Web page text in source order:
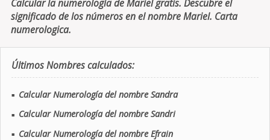
Calcular la numerología de Mariel gratis. Descubre el
significado de los números en el nombre Mariel. Carta
numerologica.
Últimos Nombres calculados:
■ Calcular Numerología del nombre Sandra
■ Calcular Numerología del nombre Sandri
■ Calcular Numerología del nombre Efrain